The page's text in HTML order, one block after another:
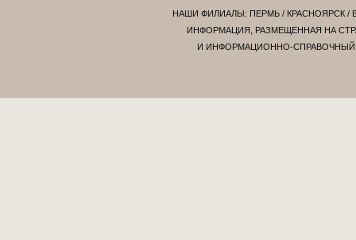
НАШИ ФИЛИАЛЫ: ПЕРМЬ / КРАСНОЯРСК /
ИНФОРМАЦИЯ, РАЗМЕЩЕННАЯ НА
И ИНФОРМАЦИОННО-СПРАВОЧНЫЙ